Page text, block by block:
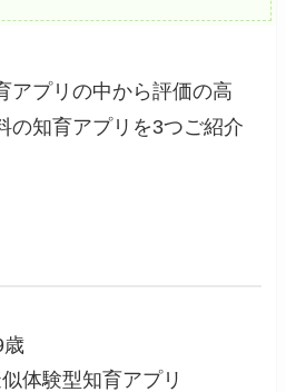
アプリの中から評価の高
の知育アプリを3つご紹介
歳
体験型知育アプリ